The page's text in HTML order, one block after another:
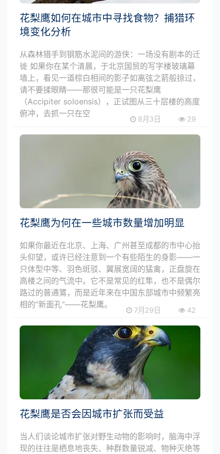
花梨鹰如何在城市中寻找食物？捕猎环
境变化分析
从森林猎手到钢筋水泥间的游侠：一场没有剧本的迁
徙 如果你在某个清晨，于北京国贸的写字楼玻璃幕
墙上，看见一道棕白相间的影子如离弦之箭般掠过，
请不要揉眼睛——那很可能是一只花梨鹰
（Accipiter soloensis），正试图从三十层楼的高度
俯冲，去抓一只在空
8月3日 29
花梨鹰为何在一些城市数量增加明显
如果你最近在北京、上海、广州甚至成都的市中心抬
头仰望，或许已经注意到一个有些陌生的身影——一
只体型中等、羽色斑驳、翼展宽阔的猛禽，正盘旋在
高楼之间的气流中。它不是常见的红隼，也不是偶尔
路过的普通鵟，而是近年来在中国东部城市中频繁亮
相的“新面孔”——花梨鹰。
7月29日 42
花梨鹰是否会因城市扩张而受益
当人们谈论城市扩张对野生动物的影响时，脑海中浮
现的往往是栖息地丧失、种群数量锐减、物种灭绝等